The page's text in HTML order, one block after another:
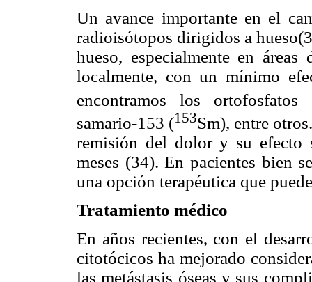
Un avance importante en el
radioisótopos dirigidos a
hueso, especialmente en áreas
localmente, con un mínimo
encontramos los ortofosfatos
samario-153 (153Sm), entre
remisión del dolor y su efecto
meses (34). En pacientes bien
una opción terapéutica que
Tratamiento médico
En años recientes, con el
citotócicos ha mejorado
las metástasis óseas y sus